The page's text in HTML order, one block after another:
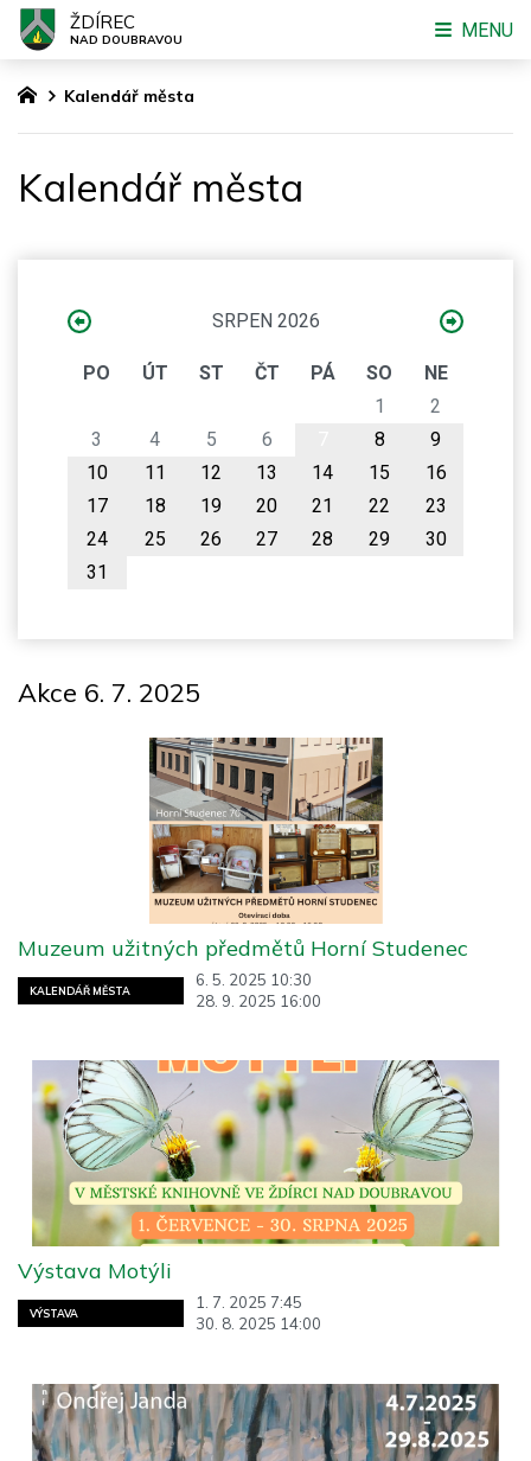
Kalendář města
Kalendář města
SRPEN 2026
PO ÚT ST ČT PÁ SO
NE
1
2
3
4 5 6 8
9
10
11 12 13 14 15
16
17
18 19 20 21 22
23
24
25 26 27 28 29
30
31
Akce 6. 7. 2025
KALENDÁŘ MĚSTA
6. 5. 2025 10:30
28. 9. 2025 16:00
Muzeum užitných předmětů Horní Studenec
VÝSTAVA
1. 7. 2025 7:45
30. 8. 2025 14:00
Výstava Motýli
ŽDÍREC
NAD DOUBRAVOU MENU